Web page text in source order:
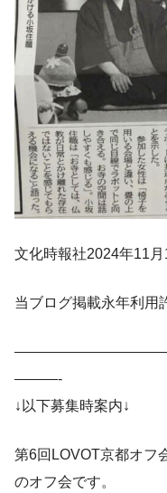
文化時報社2024年11
当ブログ掲載永年利用
———-
↓以下募集時案内↓
第6回LOVOT京都オフ
のオフ会です。